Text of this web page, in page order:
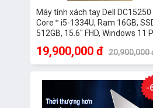
kiện ánh sáng yếu.
Máy tính xách tay Dell DC15250
Core™ i5-1334U, Ram 16GB,
512GB, 15.6" FHD, Windows 11
19,900,000 đ 20,900,000
-